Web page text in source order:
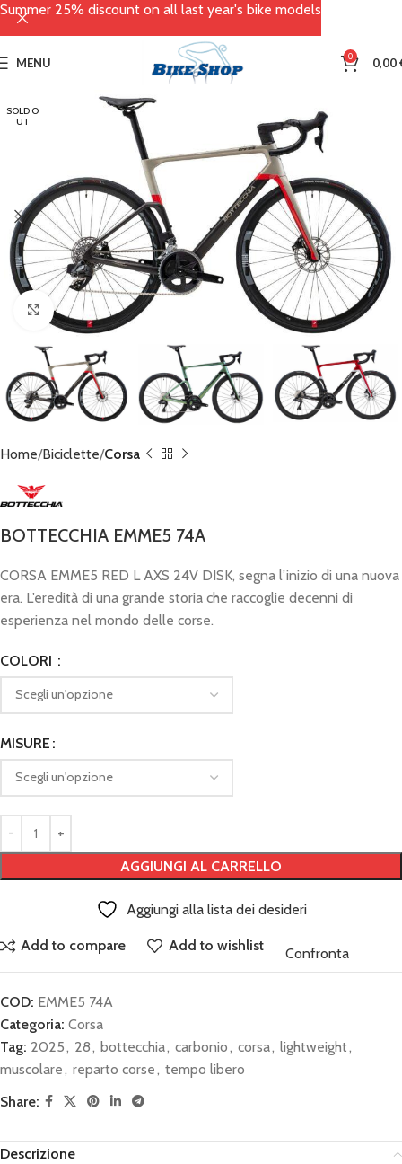
MENU 0 0,00
SOLD O
UT
Click to enlarge
Home Biciclette Corsa
BOTTECCHIA EMME5 74A
CORSA EMME5 RED L AXS 24V DISK, segna l’inizio di una nuova
era. L’eredità di una grande storia che raccoglie decenni di
esperienza nel mondo delle corse.
COLORI
MISURE
AGGIUNGI AL CARRELLO
Aggiungi alla lista dei desideri
Add to compare Add to wishlist Confronta
COD: EMME5 74A
Categoria: Corsa
Tag: 2025 , 28 , bottecchia, carbonio , corsa, lightweight,
muscolare , reparto corse , tempo libero
Share:
Descrizione
Summer 25% discount on all last year's bike models